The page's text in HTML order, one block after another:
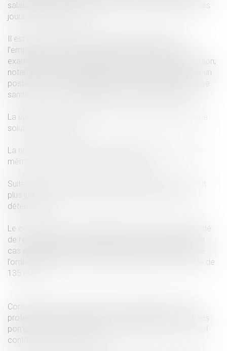
salarié pourra, en accord avec son employeur, poser des
jours de congés payés.
Il est prévu qu’au-delà d’une période de trois jours,
l’employeur convoque le salarié à un entretien pour
examiner avec lui les moyens de faire face cette situation,
notamment les possibilités de mutation temporaire sur un
poste non soumis à l’obligation de présentation du passe
sanitaire, ou, les possibilités de recours au télétravail.
La suspension du contrat de travail se poursuit si aucune
solution n’est trouvée.
La non-présentation du passe sanitaire n’est pas en elle-
même une cause valable de licenciement.
Suite à la censure du conseil constitutionnel, elle ne peut
plus justifier la rupture anticipée d’un contrat à durée
déterminée.
Le contrôle des passes sanitaires est de la responsabilité
de l’employeur qui est passible de sanctions pénales en
cas de défaillance. Un salarié contrôlé par les forces de
l’ordre qui ne serait pas en règle encourrait une amende de
135 euros.
Concernant la vaccination, elle est obligatoire pour les
professionnels du secteur médical, sanitaire et social, les
pompiers et les ambulanciers depuis le 9 août 2021 sauf
contre-indication médicale.